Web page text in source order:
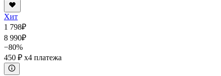
Хит
1 798₽
8 990₽
−80%
450 ₽ x4 платежа